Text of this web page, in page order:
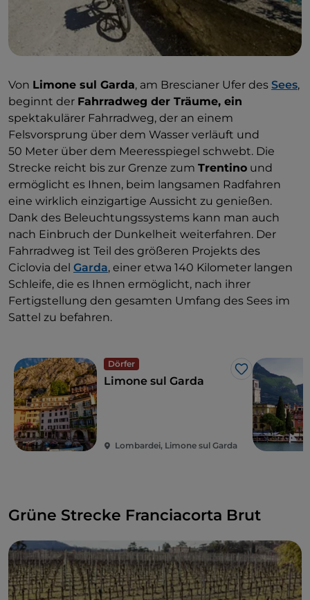
Von Limone sul Garda, am Brescianer Ufer des Sees,
beginnt der Fahrradweg der Träume, ein
spektakulärer Fahrradweg, der an einem
Felsvorsprung über dem Wasser verläuft und
50 Meter über dem Meeresspiegel schwebt. Die
Strecke reicht bis zur Grenze zum Trentino und
ermöglicht es Ihnen, beim langsamen Radfahren
eine wirklich einzigartige Aussicht zu genießen.
Dank des Beleuchtungssystems kann man auch
nach Einbruch der Dunkelheit weiterfahren. Der
Fahrradweg ist Teil des größeren Projekts des
Ciclovia del Garda, einer etwa 140 Kilometer langen
Schleife, die es Ihnen ermöglicht, nach ihrer
Fertigstellung den gesamten Umfang des Sees im
Sattel zu befahren.
Dörfer
Like
Limone sul Garda
Lombardei, Limone sul Garda
Grüne Strecke Franciacorta Brut